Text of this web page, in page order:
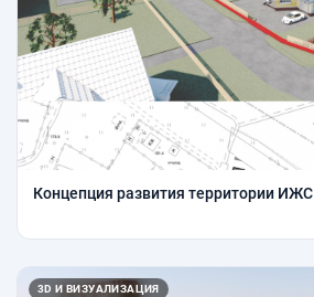
Концепция развития территории ИЖС
3D И ВИЗУАЛИЗАЦИЯ